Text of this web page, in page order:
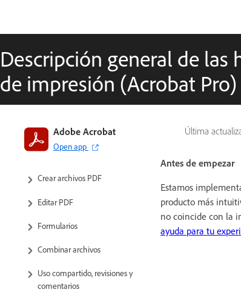
Descripción general de
de impresión (Acrobat Pro)
Última
Adobe Acrobat
Open app
Introducción a Acrobat
Espacio de trabajo
Crear archivos PDF
Editar PDF
Formularios
Combinar archivos
Uso compartido, revisiones y
comentarios
Antes de empezar
Estamos
producto más
no coincide con la
ayuda para tu